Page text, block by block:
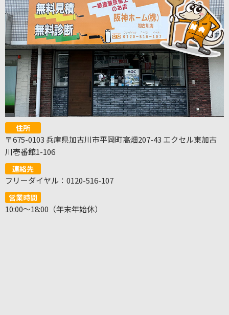
住所
〒675-0103 兵庫県加古川市平岡町高畑207-43 エクセル東加古
川壱番館1-106
連絡先
フリーダイヤル：0120-516-107
営業時間
10:00～18:00（年末年始休）